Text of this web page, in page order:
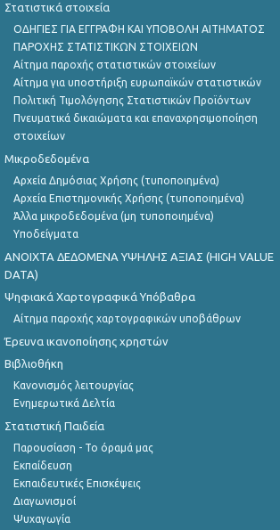
Στατιστικά στοιχεία
ΟΔΗΓΙΕΣ ΓΙΑ ΕΓΓΡΑΦΗ ΚΑΙ ΥΠΟΒΟΛΗ ΑΙΤΗΜΑΤΟΣ
ΠΑΡΟΧΗΣ ΣΤΑΤΙΣΤΙΚΩΝ ΣΤΟΙΧΕΙΩΝ
Αίτημα παροχής στατιστικών στοιχείων
Αίτημα για υποστήριξη ευρωπαϊκών στατιστικών
Πολιτική Τιμολόγησης Στατιστικών Προϊόντων
Πνευματικά δικαιώματα και επαναχρησιμοποίηση
στοιχείων
Μικροδεδομένα
Αρχεία Δημόσιας Χρήσης (τυποποιημένα)
Αρχεία Επιστημονικής Χρήσης (τυποποιημένα)
Άλλα μικροδεδομένα (μη τυποποιημένα)
Υποδείγματα
ANOIXTA ΔΕΔΟΜΕΝΑ ΥΨΗΛΗΣ ΑΞΙΑΣ (HIGH VALUE
DATA)
Ψηφιακά Χαρτογραφικά Υπόβαθρα
Αίτημα παροχής χαρτογραφικών υποβάθρων
Έρευνα ικανοποίησης χρηστών
Βιβλιοθήκη
Κανονισμός λειτουργίας
Ενημερωτικά Δελτία
Στατιστική Παιδεία
Παρουσίαση - Το όραμά μας
Εκπαίδευση
Εκπαιδευτικές Επισκέψεις
Διαγωνισμοί
Ψυχαγωγία